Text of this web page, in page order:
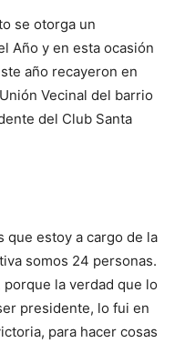
se otorga un
Año y en esta ocasión
año recayeron en
Vecinal del barrio
del Club Santa
que estoy a cargo de la
somos 24 personas.
la verdad que lo
presidente, lo fui en
para hacer cosas